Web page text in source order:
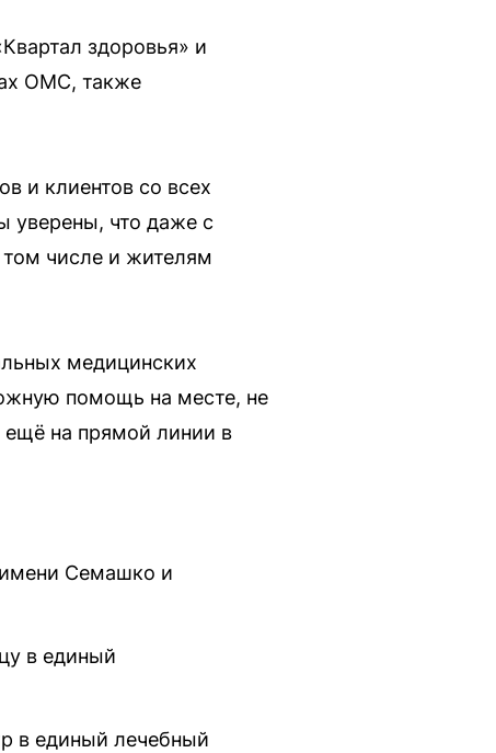
здоровья» и
ОМС, также
и клиентов со всех
уверены, что даже с
числе и жителям
медицинских
помощь на месте, не
ещё на прямой линии в
имени Семашко и
в единый
в единый лечебный